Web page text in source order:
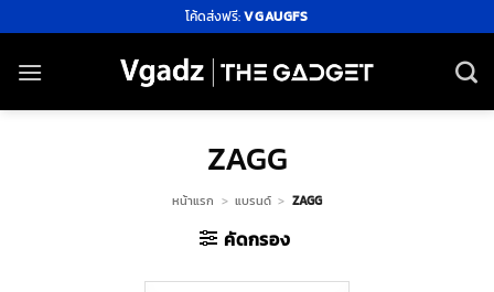
ไป
ยัง
โค้ดส่งฟรี:VGAUGFS
ZAGG
หน้าแรก > แบรนด์ > ZAGG
คัดกรอง